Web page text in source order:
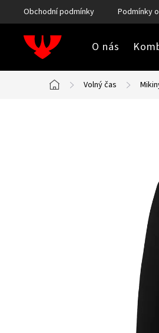
na
obsah
Obchodní podmínky Podmínky
O nás
Domů
Volný čas